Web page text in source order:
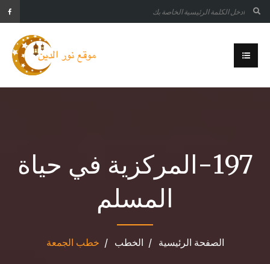
197-المركزية في حياة
المسلم
الصفحة الرئيسية الخطب خطب الجمعة